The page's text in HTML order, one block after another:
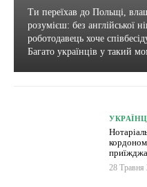
Ти переїхав до Польщі,
розумієш: без англійської
роботодавець хоче
Багато українців у такий
28 Травня